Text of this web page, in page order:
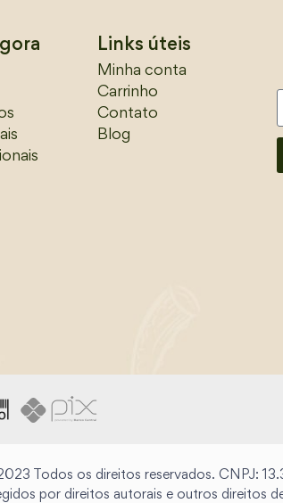
Links úteis
Minha conta
Carrinho
Contato
Blog
Todos os direitos reservados. CNPJ:
por direitos autorais e outros direitos